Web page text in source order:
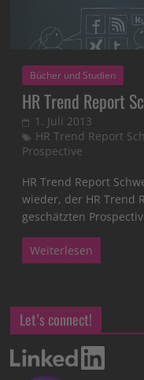
Bücher und Studien
HR Trend Report
1. Juli 2013
HR Trend Report
Prospective
HR Trend Report
wieder, der HR Trend
geschätzten
Weiterlesen
Let’s connect!